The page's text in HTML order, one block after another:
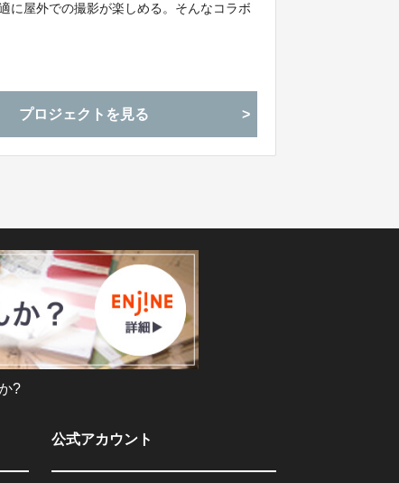
に屋外での撮影が楽しめる。そんなコラボ
プロジェクトを見る
?
公式アカウント